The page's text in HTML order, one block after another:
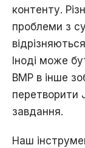
контенту.
проблеми з
Іноді може
BMP в інше
перетворити
завдання.
Наш